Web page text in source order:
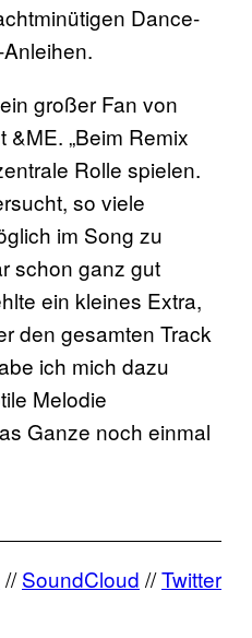
Dance-
großer Fan von
&ME. „Beim Remix
Rolle spielen.
so viele
im Song zu
schon ganz gut
ein kleines Extra,
den gesamten Track
ich mich dazu
Melodie
Ganze noch einmal
//SoundCloud //Twitter